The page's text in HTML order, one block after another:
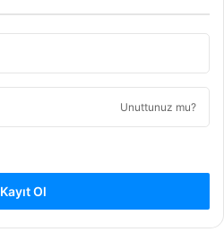
Unuttunuz mu?
Kayıt Ol